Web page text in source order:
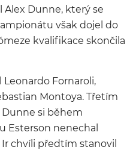
Dunne, který se
však dojel do
kvalifikace skončila
Leonardo Fornaroli,
Montoya. Třetím
si během
Esterson nenechal
chvíli předtím stanovil